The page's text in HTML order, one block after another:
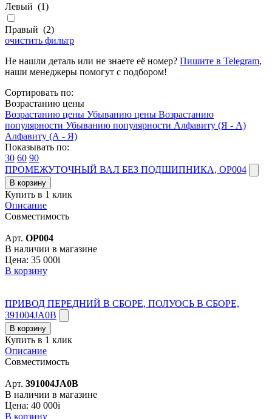
Левый (1)
Правый (2)
очистить фильтр
Не нашли деталь или не знаете её номер? Пишите в Telegram,
наши менеджеры помогут с подбором!
Сортировать по:
Возрастанию цены
Возрастанию цены Убыванию цены Возрастанию
популярности Убыванию популярности Алфавиту (Я - А)
Алфавиту (А - Я)
Показывать по:
30 60 90
ПРОМЕЖУТОЧНЫЙ ВАЛ БЕЗ ПОДШИПНИКА, OP004
В корзину
Купить в 1 клик
Описание
Совместимость
Арт. OP004
В наличии в магазине
Цена: 35 000i
В корзину
ПРИВОД ПЕРЕДНИЙ В СБОРЕ, ПОЛУОСЬ В СБОРЕ,
391004JA0B
В корзину
Купить в 1 клик
Описание
Совместимость
Арт. 391004JA0B
В наличии в магазине
Цена: 40 000i
В корзину